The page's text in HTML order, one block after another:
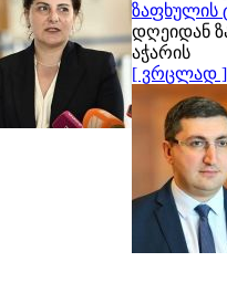
ზაფხულის
დღეიდან
აჭარის
[ ვრცლად ]